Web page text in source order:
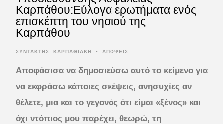
Καρπάθου:Εύλογα ερωτήματα ενός
επισκέπτη του νησιού της
Καρπάθου
ΣΥΝΤΆΚΤΗΣ: ΚΑΡΠΑΘΙΑΚΗ • ΑΠΟΨΕΙΣ
Αποφάσισα να δημοσιεύσω αυτό το κείμενο για
να εκφράσω κάποιες σκέψεις, ανησυχίες αν
θέλετε, μια και το γεγονός ότι είμαι «ξένος» και
όχι ντόπιος μου παρέχει, θεωρώ, τη